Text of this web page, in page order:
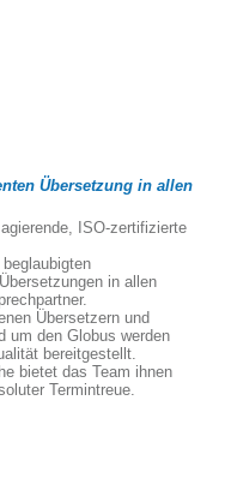
Übersetzung in allen
ISO-zertifizierte
in allen
Übersetzern und
um den Globus werden
bereitgestellt.
bietet das Team ihnen
Termintreue.